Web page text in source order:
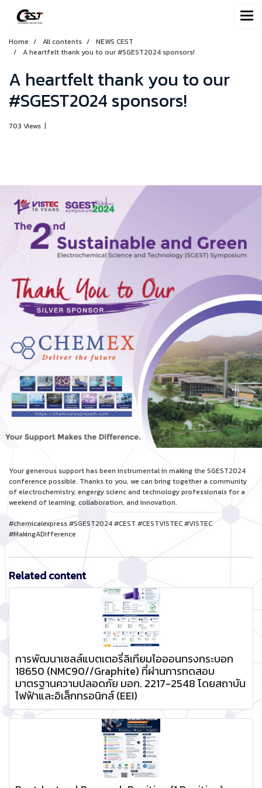
Home All contents
NEWS CEST
A heartfelt thank you to our #SGEST2024 sponsors!
A heartfelt thank you to our
#SGEST2024 sponsors!
703 Views |
Your generous support has been instrumental in making the SGEST2024
conference possible. Thanks to you, we can bring together a community
of electrochemistry, engergy scienc and technology professionals for a
weekend of learning, collaboration, and innovation.
#chemicalexpress #SGEST2024 #CEST #CESTVISTEC #VISTEC
#MakingADifference
Related content
การพัฒนาเซลล์แบตเตอรี่ลิเทียมไอออนทรงกระบอก
18650 (NMC90//Graphite) ที่ผ่านการทดสอบ
มาตรฐานความปลอดภัย มอก. 2217-2548 โดยสถาบัน
ไฟฟ้าและอิเล็กทรอนิกส์ (EEI)